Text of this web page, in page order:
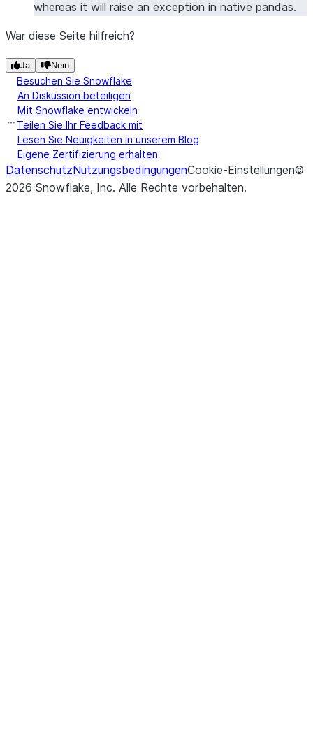
whereas it will raise an exception in native pandas.
War diese Seite hilfreich?
Ja Nein
Besuchen Sie Snowflake
An Diskussion beteiligen
Mit Snowflake entwickeln
Teilen Sie Ihr Feedback mit
Lesen Sie Neuigkeiten in unserem Blog
Eigene Zertifizierung erhalten
DatenschutzNutzungsbedingungenCookie-Einstellungen©
2026 Snowflake, Inc. Alle Rechte vorbehalten.